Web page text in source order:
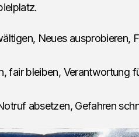
Neues ausprobieren,
fair bleiben, Verantwortung
absetzen, Gefahren